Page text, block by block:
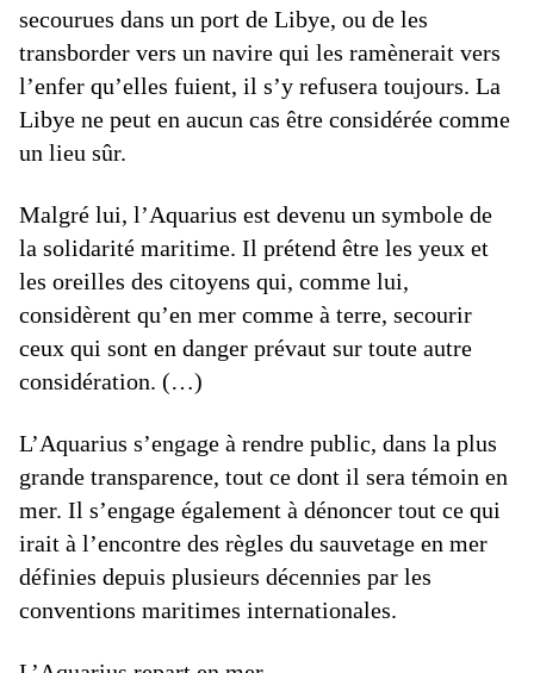
secourues dans un port de Libye, ou de les
transborder vers un navire qui les ramènerait vers
l’enfer qu’elles fuient, il s’y refusera toujours. La
Libye ne peut en aucun cas être considérée comme
un lieu sûr.
Malgré lui, l’Aquarius est devenu un symbole de
la solidarité maritime. Il prétend être les yeux et
les oreilles des citoyens qui, comme lui,
considèrent qu’en mer comme à terre, secourir
ceux qui sont en danger prévaut sur toute autre
considération. (…)
L’Aquarius s’engage à rendre public, dans la plus
grande transparence, tout ce dont il sera témoin en
mer. Il s’engage également à dénoncer tout ce qui
irait à l’encontre des règles du sauvetage en mer
définies depuis plusieurs décennies par les
conventions maritimes internationales.